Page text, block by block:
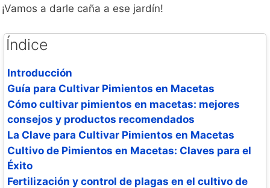
¡Vamos a darle caña a ese jardín!
Índice
Introducción
Guía para Cultivar Pimientos en Macetas
Cómo cultivar pimientos en macetas: mejores
consejos y productos recomendados
La Clave para Cultivar Pimientos en Macetas
Cultivo de Pimientos en Macetas: Claves para el
Éxito
Fertilización y control de plagas en el cultivo de